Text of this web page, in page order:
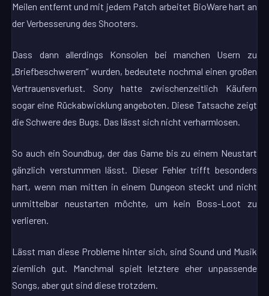
Meilen entfernt und mit jedem Patch arbeitet BioWare hart an
der Verbesserung des Shooters.
Dass dann allerdings Konsolen bei manchen Usern zu
„Briefbeschwerern“ wurden, bedeutete nochmal einen großen
Vertrauensverlust. Sony hatte zwischenzeitlich Käufern
sogar eine Rückabwicklung angeboten. Diese Tatsache zeigt
die Schwere des Bugs. Das lässt sich nicht verharmlosen.
So auch ein Soundbug, der das Game bis zu einem Neustart
gänzlich verstummen lässt. Dieser Fehler trifft besonders
hart, wenn man mitten in einem Dungeon steckt und nicht
unmittelbar neustarten möchte, um kein Boss-Loot zu
verlieren.
Lässt man diese Probleme hinter sich, sind Sound und Musik
ziemlich gut. Manchmal spielt letztere eher unpassende
Songs, aber gut sind diese trotzdem.